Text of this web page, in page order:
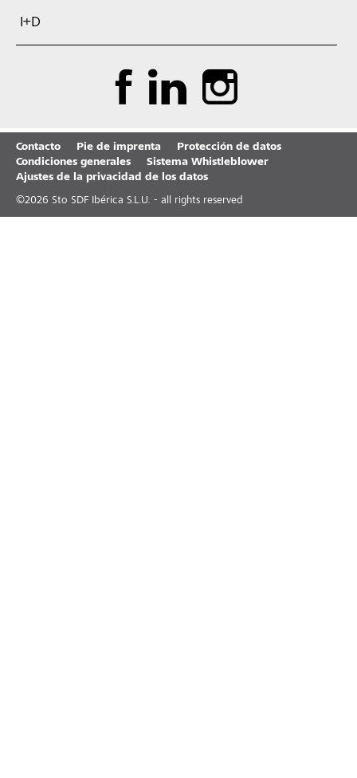
I+D
Contacto Pie de imprenta
Protección de datos
Condiciones generales
Sistema Whistleblower
Ajustes de la privacidad de los datos
©2026 Sto SDF Ibérica S.L.U. - all rights reserved